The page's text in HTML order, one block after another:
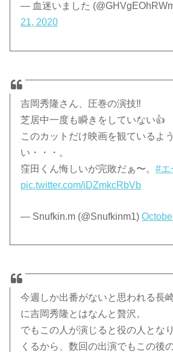
— 血迷いました
21, 2020
吉岡秀隆さん、圧巻の演技‼️
芝居中一度も瞬きをしていない👍
このカットだけ映画を観ているよ
い・・・。
窪田くん悔しいが完敗だぁ〜。#エ
pic.twitter.com/iDZmkcRbVb
— Snufkin.m (@Snufkinm1)
今週しか出番がないと思われる長
に吉岡秀隆とはなんと贅沢。
でもこの人が演じると役の人とな
くるから、数回の出演でもこの後